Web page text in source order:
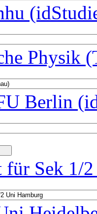
Physik
Berlin
für Sek 1/